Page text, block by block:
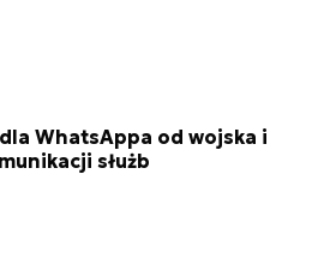
WhatsAppa od wojska i
służb